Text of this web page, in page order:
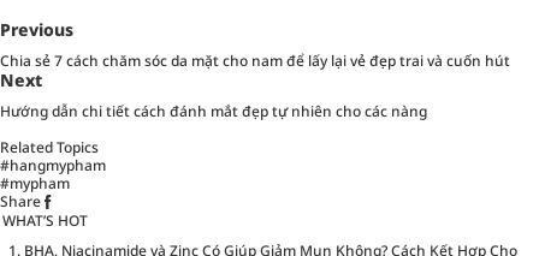
Previous
Chia sẻ 7 cách chăm sóc da mặt cho nam để lấy lại vẻ đẹp trai và cuốn hút
Next
Hướng dẫn chi tiết cách đánh mắt đẹp tự nhiên cho các nàng
Related Topics
#hangmypham
#mypham
Share
WHAT’S HOT
BHA, Niacinamide và Zinc Có Giúp Giảm Mụn Không? Cách Kết Hợp Cho